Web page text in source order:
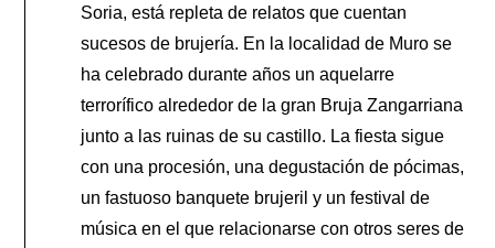
Soria, está repleta de relatos que cuentan
sucesos de brujería. En la localidad de Muro se
ha celebrado durante años un aquelarre
terrorífico alrededor de la gran Bruja Zangarriana
junto a las ruinas de su castillo. La fiesta sigue
con una procesión, una degustación de pócimas,
un fastuoso banquete brujeril y un festival de
música en el que relacionarse con otros seres de